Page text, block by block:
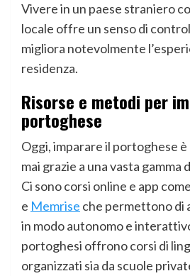
Vivere in un paese straniero
locale offre un senso di
migliora notevolmente
residenza.
Risorse e metodi per
portoghese
Oggi, imparare il portoghese
mai grazie a una vasta gamma
Ci sono corsi online e app come
e Memrise che permettono di
in modo autonomo e
portoghesi offrono corsi di
organizzati sia da scuole